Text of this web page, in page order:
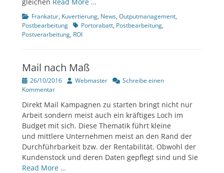
Kategorien
Frankatur, Kuvertierung, News, Outputmanagement,
Postbearbeitung TagsPortorabatt, Postbearbeitung,
Postverarbeitung, ROI
Mail nach Maß
Veröffentlicht
am
26/10/2016 Author
Webmaster
Schreibe einen
Kommentar
Direkt Mail Kampagnen zu starten bringt nicht nur
Arbeit sondern meist auch ein kräftiges Loch im
Budget mit sich. Diese Thematik führt kleine
und mittlere Unternehmen meist an den Rand der
Durchführbarkeit bzw. der Rentabilität. Obwohl der
Kundenstock und deren Daten gepflegt sind und Sie
Read More …